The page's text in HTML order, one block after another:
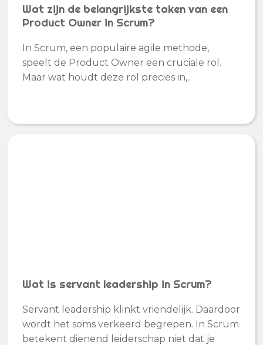
Wat zijn de belangrijkste taken van een
Product Owner in Scrum?
In Scrum, een populaire agile methode,
speelt de Product Owner een cruciale rol.
Maar wat houdt deze rol precies in,..
Wat is servant leadership in Scrum?
Servant leadership klinkt vriendelijk. Daardoor
wordt het soms verkeerd begrepen. In Scrum
betekent dienend leiderschap niet dat je